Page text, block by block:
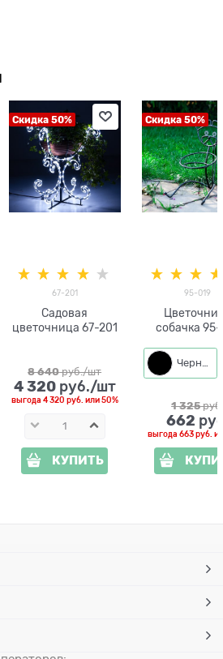
Скидка 50%
67-201
Садовая
цветочница 67-201
8 640 руб./шт
4 320 руб./шт
выгода 4 320 руб. или50%
КУПИТЬ
Скидка 50%
95-019
собачка 95-
Черный
1 325
662
выгода663 руб.